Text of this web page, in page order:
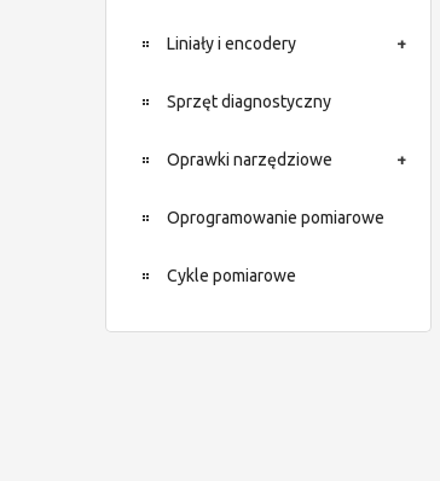
Liniały i encodery
Sprzęt diagnostyczny
Oprawki narzędziowe
Oprogramowanie pomiarowe
Cykle pomiarowe